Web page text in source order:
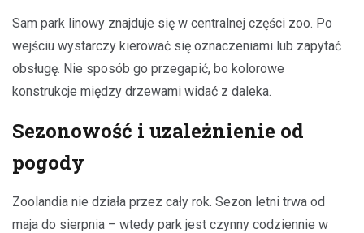
Sam park linowy znajduje się w centralnej części zoo. Po
wejściu wystarczy kierować się oznaczeniami lub zapytać
obsługę. Nie sposób go przegapić, bo kolorowe
konstrukcje między drzewami widać z daleka.
Sezonowość i uzależnienie od
pogody
Zoolandia nie działa przez cały rok. Sezon letni trwa od
maja do sierpnia – wtedy park jest czynny codziennie w